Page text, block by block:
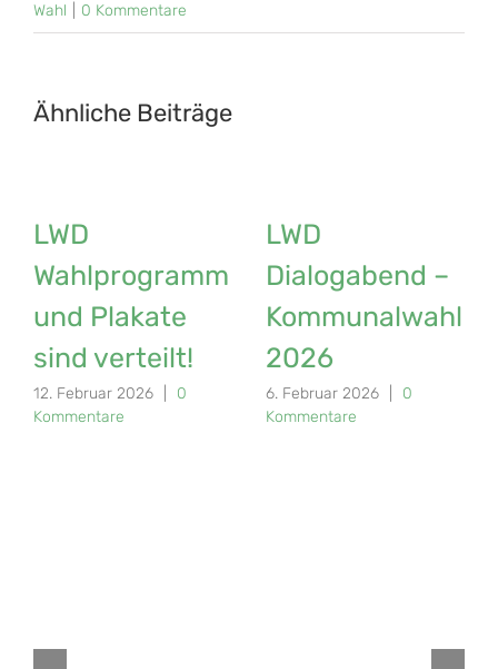
Wahl
0 Kommentare
Ähnliche Beiträge
LWD
Wahlprogramm
und Plakate
sind verteilt!
12. Februar 2026
0
Kommentare
LWD
Dialogabend –
Kommunalwahl
2026
6. Februar 2026
0
Kommentare